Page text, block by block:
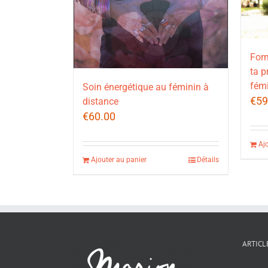
Soin énergétique au féminin à
distance
€60.00
Ajouter au panier Détails
ta
€